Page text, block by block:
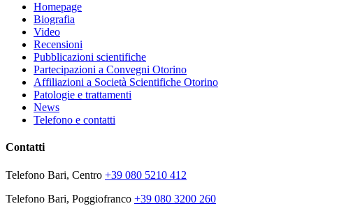
Homepage
Biografia
Video
Recensioni
Pubblicazioni scientifiche
Partecipazioni a Convegni Otorino
Affiliazioni a Società Scientifiche Otorino
Patologie e trattamenti
News
Telefono e contatti
Contatti
Telefono Bari, Centro +39 080 5210 412
Telefono Bari, Poggiofranco +39 080 3200 260